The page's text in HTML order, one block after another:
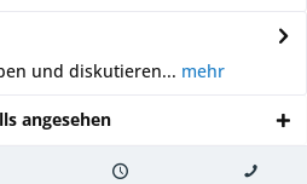
und diskutieren... mehr
angesehen